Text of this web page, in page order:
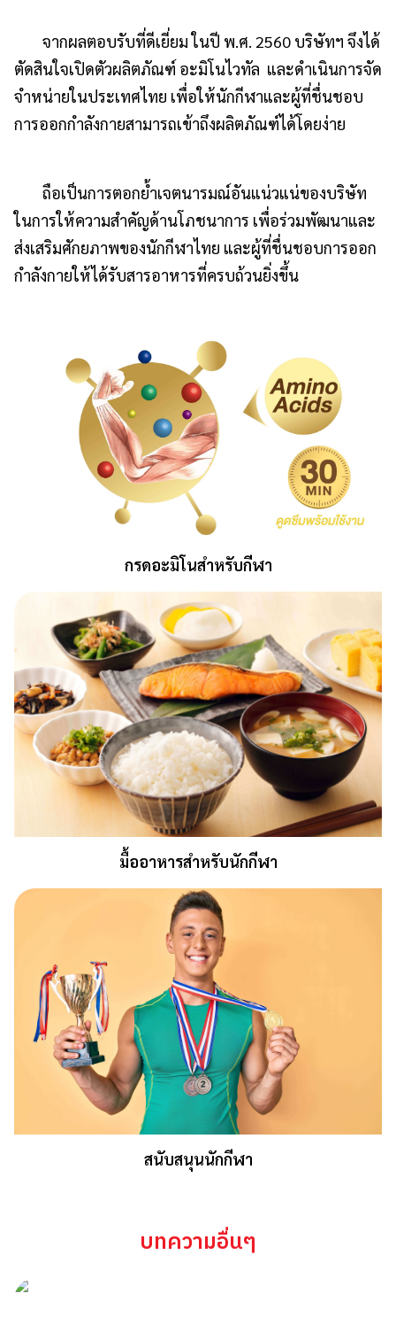
จากผลตอบรับที่ดีเยี่ยม ในปี พ.ศ. 2560 บริษัทฯ จึงได้
ตัดสินใจเปิดตัวผลิตภัณฑ์ อะมิโนไวทัล และดำเนินการจัด
จำหน่ายในประเทศไทย เพื่อให้นักกีฬาและผู้ที่ชื่นชอบ
การออกกำลังกายสามารถเข้าถึงผลิตภัณฑ์ได้โดยง่าย
ถือเป็นการตอกย้ำเจตนารมณ์อันแน่วแน่ของบริษัท
ในการให้ความสำคัญด้านโภชนาการ เพื่อร่วมพัฒนาและ
ส่งเสริมศักยภาพของนักกีฬาไทย และผู้ที่ชื่นชอบการออก
กำลังกายให้ได้รับสารอาหารที่ครบถ้วนยิ่งขึ้น
กรดอะมิโนสำหรับกีฬา
มื้ออาหารสำหรับนักกีฬา
สนับสนุนนักกีฬา
บทความอื่นๆ